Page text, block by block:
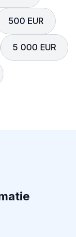
500 EUR
5 000 EUR